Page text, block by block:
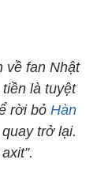
về fan Nhật
là tuyệt
rời bỏ Hàn
trở lại.